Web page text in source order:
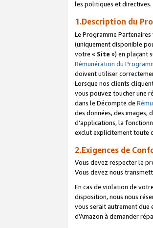
les politiques et directives.
1.Description du
Le Programme
(uniquement disponible
votre « Site ») en plaçant
Rémunération du
doivent utiliser
Lorsque nos clients
vous pouvez toucher une
dans le Décompte de
des données, des images,
d’applications, la
exclut explicitement toute
2.Exigences de
Vous devez respecter le
Vous devez nous
En cas de violation de
disposition, nous nous
vous serait autrement due
d’Amazon à demander